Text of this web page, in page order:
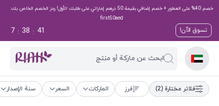
خصم 40% على العطور + خصم إضافي بقيمة 50 درهم إماراتي على طلبك الأول! رمز الخصم الخاص بك:
first50aed
تسوق الآن! 40
:
38
:
7
ابحث عن ماركة أو منتج
فلاتر مختارة (2) فرز الماركات السعر سنة الإصدار